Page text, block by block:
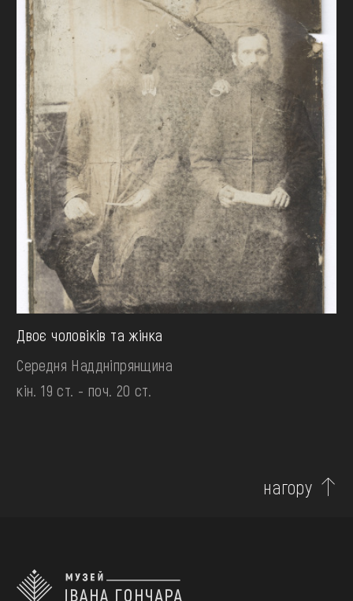
Двоє чоловіків та жінка
Середня Наддніпрянщина
кін. 19 ст. - поч. 20 ст.
нагору